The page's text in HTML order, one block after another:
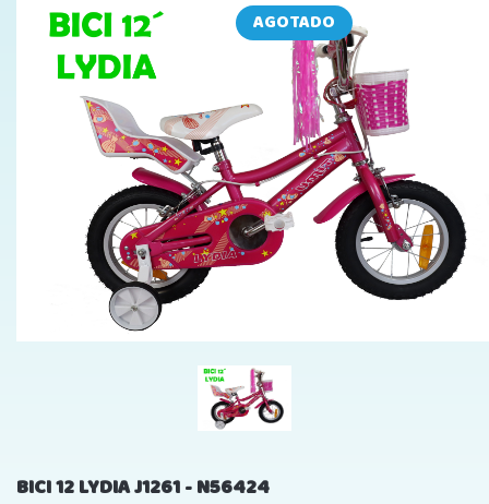
AGOTADO
BICI 12 LYDIA J1261 - N56424